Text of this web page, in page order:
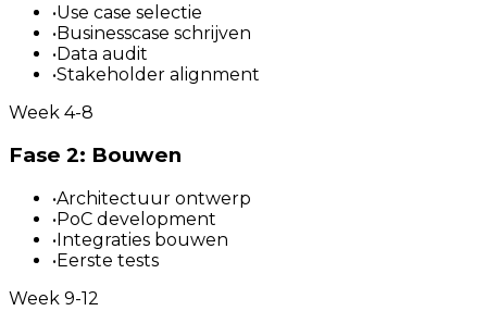
•Use case selectie
•Businesscase schrijven
•Data audit
•Stakeholder alignment
Week 4-8
Fase 2: Bouwen
•Architectuur ontwerp
•PoC development
•Integraties bouwen
•Eerste tests
Week 9-12